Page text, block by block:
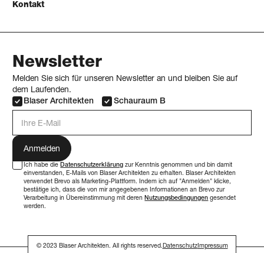
Kontakt
Newsletter
Melden Sie sich für unseren Newsletter an und bleiben Sie auf
dem Laufenden.
Blaser Architekten
Schauraum B
Ich habe dieDatenschutzerklärung zur Kenntnis genommen und bin damit
einverstanden, E-Mails von Blaser Architekten zu erhalten. Blaser Architekten
verwendet Brevo als Marketing-Plattform. Indem ich auf "Anmelden" klicke,
bestätige ich, dass die von mir angegebenen Informationen an Brevo zur
Verarbeitung in Übereinstimmung mit derenNutzungsbedingungen gesendet
werden.
© 2023 Blaser Architekten. All rights reserved. DatenschutzImpressum